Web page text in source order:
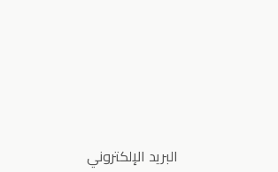
البريد الإلكتروني